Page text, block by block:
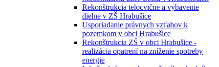
Rekonštrukcia telocvične a vybavenie
dielne v ZŠ Hrabušice
Usporiadanie právnych vzťahov k
pozemkom v obci Hrabušice
Rekonštrukcia ZŠ v obci Hrabušice -
realizácia opatrení na zníženie spotreby
energie